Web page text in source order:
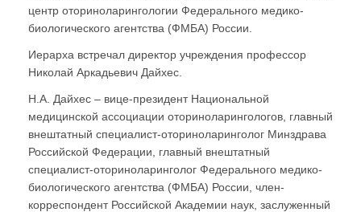
центр оториноларингологии Федерального медико-
биологического агентства (ФМБА) России.
Иерарха встречал директор учреждения профессор
Николай Аркадьевич Дайхес.
Н.А. Дайхес – вице-президент Национальной
медицинской ассоциации оториноларингологов, главный
внештатный специалист-оториноларинголог Минздрава
Российской Федерации, главный внештатный
специалист-оториноларинголог Федерального медико-
биологического агентства (ФМБА) России, член-
корреспондент Российской Академии наук, заслуженный